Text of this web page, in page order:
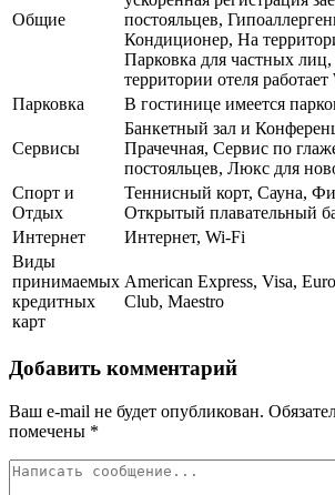
Общие
постояльцев,
Кондиционер, На
Парковка для частных
территории отеля работает
Парковка
В гостинице имеется
Сервисы
Банкетный зал и
Прачечная, Сервис по
постояльцев, Люкс для
Спорт и
Отдых
Теннисный корт, Сауна,
Открытый плавательный
Интернет
Интернет, Wi-Fi
Виды
принимаемых
кредитных
карт
American Express, Visa,
Club, Maestro
Добавить комментарий
Ваш e-mail не будет опубликован.
помечены *